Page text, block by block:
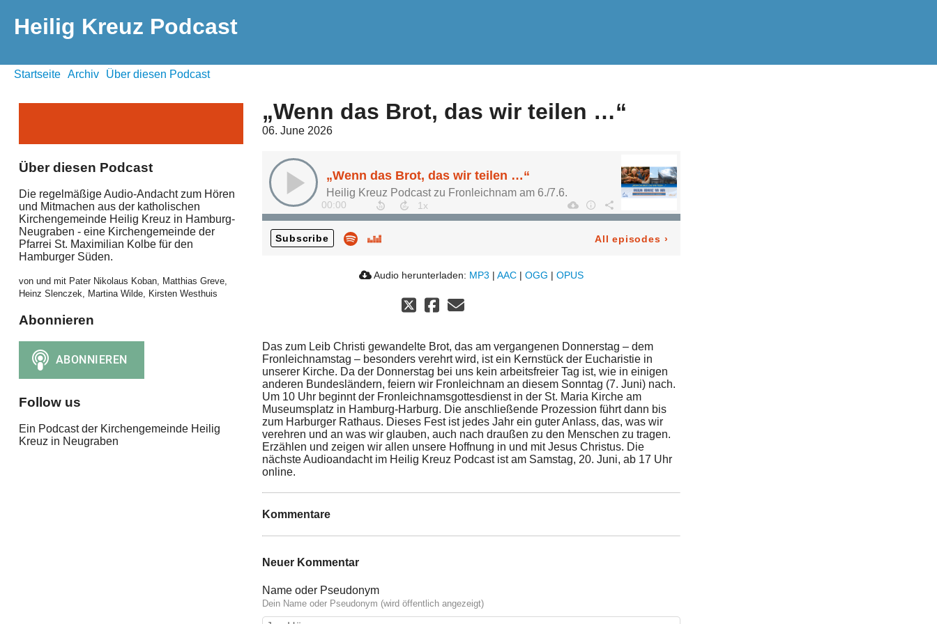
Heilig Kreuz Podcast
Startseite Archiv Über diesen Podcast
Über diesen Podcast
Die regelmäßige Audio-Andacht zum Hören
und Mitmachen aus der katholischen
Kirchengemeinde Heilig Kreuz in Hamburg-
Neugraben - eine Kirchengemeinde der
Pfarrei St. Maximilian Kolbe für den
Hamburger Süden.
von und mit Pater Nikolaus Koban, Matthias Greve,
Heinz Slenczek, Martina Wilde, Kirsten Westhuis
Abonnieren
Follow us
Ein Podcast der Kirchengemeinde Heilig
Kreuz in Neugraben
„Wenn das Brot, das wir teilen …“
06. June 2026
„Wenn das Brot, das wir teilen …“
Heilig Kreuz Podcast zu Fronleichnam am 6./7.6.
00:00
Subscribe All episodes ›
Audio herunterladen: MP3 |AAC |OGG |OPUS
Das zum Leib Christi gewandelte Brot, das am vergangenen Donnerstag – dem
Fronleichnamstag – besonders verehrt wird, ist ein Kernstück der Eucharistie in
unserer Kirche. Da der Donnerstag bei uns kein arbeitsfreier Tag ist, wie in einigen
anderen Bundesländern, feiern wir Fronleichnam an diesem Sonntag (7. Juni) nach.
Um 10 Uhr beginnt der Fronleichnamsgottesdienst in der St. Maria Kirche am
Museumsplatz in Hamburg-Harburg. Die anschließende Prozession führt dann bis
zum Harburger Rathaus. Dieses Fest ist jedes Jahr ein guter Anlass, das, was wir
verehren und an was wir glauben, auch nach draußen zu den Menschen zu tragen.
Erzählen und zeigen wir allen unsere Hoffnung in und mit Jesus Christus. Die
nächste Audioandacht im Heilig Kreuz Podcast ist am Samstag, 20. Juni, ab 17 Uhr
online.
Kommentare
Neuer Kommentar
Name oder Pseudonym
Dein Name oder Pseudonym (wird öffentlich angezeigt)